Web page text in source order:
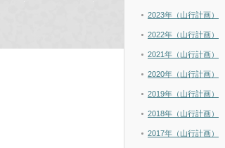
2023年（山行計画）
2022年（山行計画）
2021年（山行計画）
2020年（山行計画）
2019年（山行計画）
2018年（山行計画）
2017年（山行計画）